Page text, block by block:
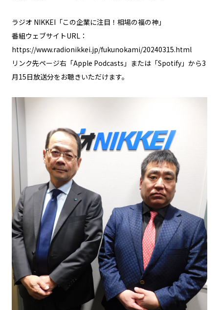
ラジオ NIKKEI「この企業に注目！相場の福の神」
番組ウェブサイトURL：
https://www.radionikkei.jp/fukunokami/20240315.html
リンク先ページ右「Apple Podcasts」または「Spotify」から3
月15日放送分をお聴きいただけます。